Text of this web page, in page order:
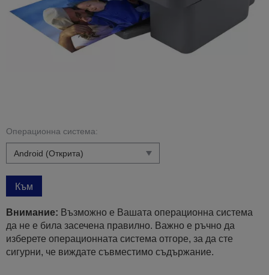
Операционна система:
Към
Внимание: Възможно е Вашата операционна система
да не е била засечена правилно. Важно е ръчно да
изберете операционната система отгоре, за да сте
сигурни, че виждате съвместимо съдържание.